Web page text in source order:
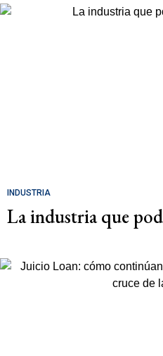
INDUSTRIA
La industria que